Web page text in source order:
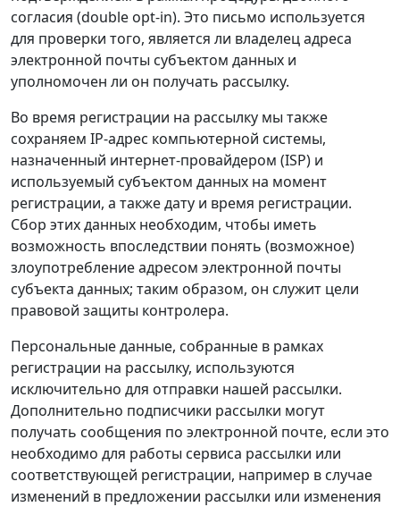
согласия (double opt‑in). Это письмо используется
для проверки того, является ли владелец адреса
электронной почты субъектом данных и
уполномочен ли он получать рассылку.
Во время регистрации на рассылку мы также
сохраняем IP‑адрес компьютерной системы,
назначенный интернет‑провайдером (ISP) и
используемый субъектом данных на момент
регистрации, а также дату и время регистрации.
Сбор этих данных необходим, чтобы иметь
возможность впоследствии понять (возможное)
злоупотребление адресом электронной почты
субъекта данных; таким образом, он служит цели
правовой защиты контролера.
Персональные данные, собранные в рамках
регистрации на рассылку, используются
исключительно для отправки нашей рассылки.
Дополнительно подписчики рассылки могут
получать сообщения по электронной почте, если это
необходимо для работы сервиса рассылки или
соответствующей регистрации, например в случае
изменений в предложении рассылки или изменения